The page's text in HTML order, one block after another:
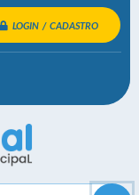
LOGIN / CADASTRO